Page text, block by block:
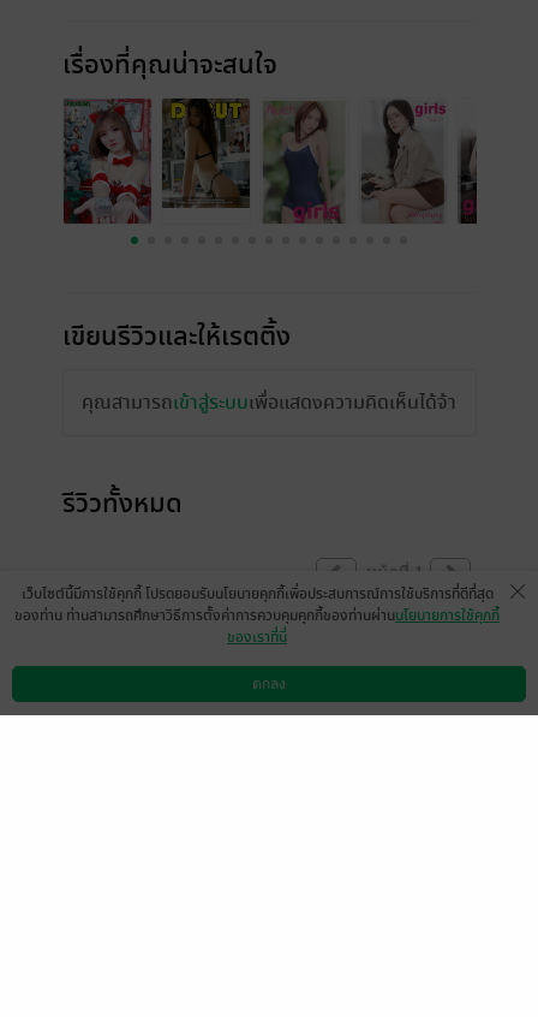
เรื่องที่คุณน่าจะสนใจ
เขียนรีวิวและให้เรตติ้ง
คุณสามารถเข้าสู่ระบบเพื่อแสดงความคิดเห็นได้จ้า
รีวิวทั้งหมด
หน้าที่ 1
24 ต.ค. 25553:54 น.
ดาวน์โหลดแอป วิธีการใช้งาน ติดต่อเรา
เว็บไซต์นี้มีการใช้คุกกี้ โปรดยอมรับนโยบายคุกกี้เพื่อประสบการณ์การใช้บริการที่ดีที่สุด
ของท่าน ท่านสามารถศึกษาวิธีการตั้งค่าการควบคุมคุกกี้ของท่านผ่านนโยบายการใช้คุกกี้
ของเราที่นี่
ตกลง